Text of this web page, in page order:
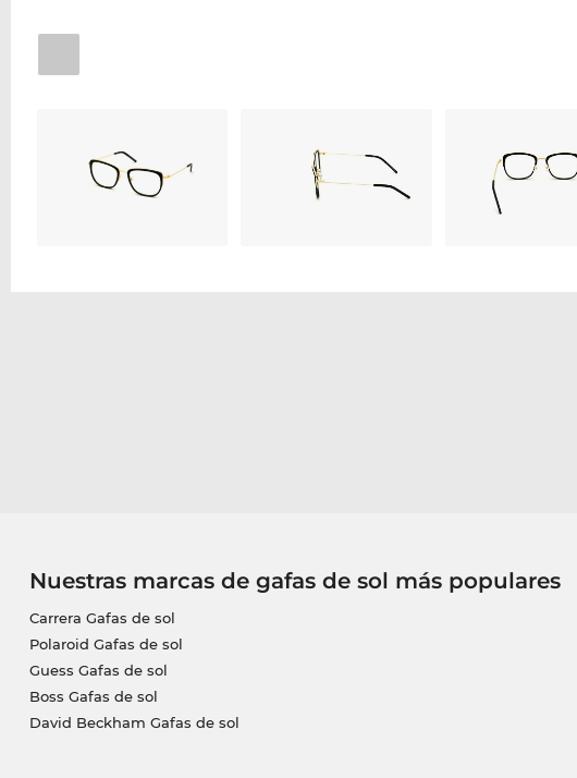
Nuestras marcas de gafas de sol más populares
Carrera Gafas de sol
Polaroid Gafas de sol
Guess Gafas de sol
Boss Gafas de sol
David Beckham Gafas de sol